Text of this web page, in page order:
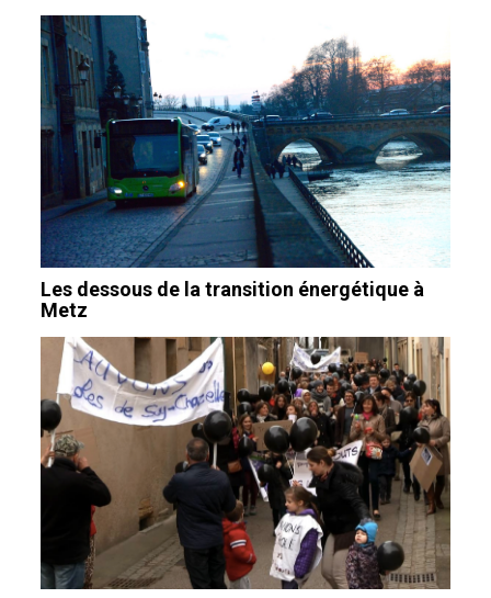
Les dessous de la transition énergétique à
Metz